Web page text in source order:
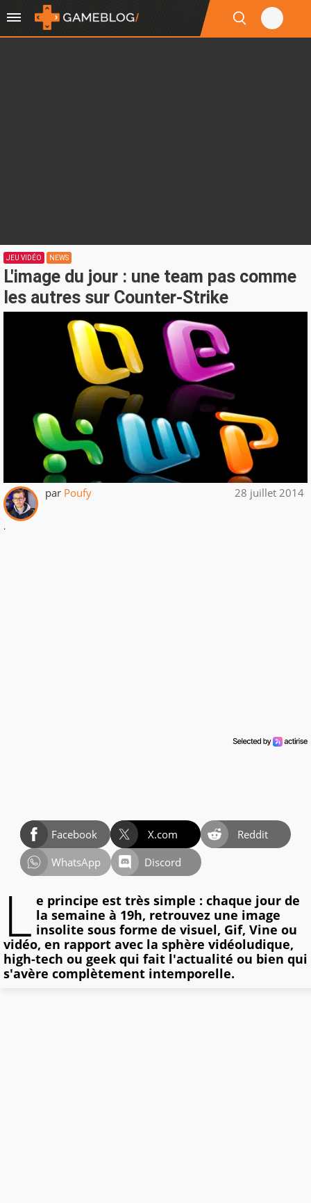
JEU VIDÉO NEWS
L'image du jour : une team pas comme
les autres sur Counter-Strike
par Poufy 28 juillet 2014
.
Facebook X.com
Reddit
WhatsApp
Discord
L e principe est très simple : chaque jour de
la semaine à 19h, retrouvez une image
insolite sous forme de visuel, Gif, Vine ou
vidéo, en rapport avec la sphère vidéoludique,
high-tech ou geek qui fait l'actualité ou bien qui
s'avère complètement intemporelle.